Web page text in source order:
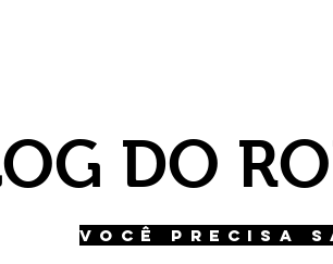
DO
VOCÊ PRECISA